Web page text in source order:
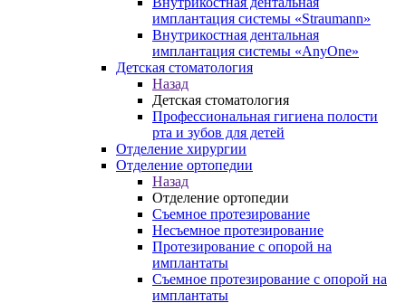
имплантация системы «Straumann»
Внутрикостная дентальная
имплантация системы «AnyOne»
Детская стоматология
Назад
Детская стоматология
Профессиональная гигиена полости
рта и зубов для детей
Отделение хирургии
Отделение ортопедии
Назад
Отделение ортопедии
Съемное протезирование
Несъемное протезирование
Протезирование с опорой на
имплантаты
Съемное протезирование с опорой на
имплантаты